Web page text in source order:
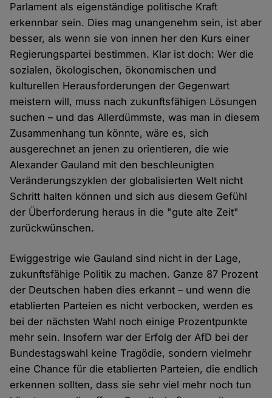
Parlament als eigenständige politische Kraft
erkennbar sein. Dies mag unangenehm sein, ist aber
besser, als wenn sie von innen her den Kurs einer
Regierungspartei bestimmen. Klar ist doch: Wer die
sozialen, ökologischen, ökonomischen und
kulturellen Herausforderungen der Gegenwart
meistern will, muss nach zukunftsfähigen Lösungen
suchen – und das Allerdümmste, was man in diesem
Zusammenhang tun könnte, wäre es, sich
ausgerechnet an jenen zu orientieren, die wie
Alexander Gauland mit den beschleunigten
Veränderungszyklen der globalisierten Welt nicht
Schritt halten können und sich aus diesem Gefühl
der Überforderung heraus in die "gute alte Zeit"
zurückwünschen.
Ewiggestrige wie Gauland sind nicht in der Lage,
zukunftsfähige Politik zu machen. Ganze 87 Prozent
der Deutschen haben dies erkannt – und wenn die
etablierten Parteien es nicht verbocken, werden es
bei der nächsten Wahl noch einige Prozentpunkte
mehr sein. Insofern war der Erfolg der AfD bei der
Bundestagswahl keine Tragödie, sondern vielmehr
eine Chance für die etablierten Parteien, die endlich
erkennen sollten, dass sie sehr viel mehr noch tun